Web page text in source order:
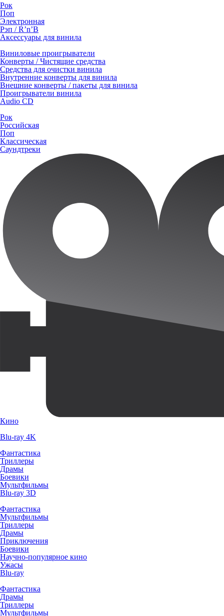
Рок
Поп
Электронная
Рэп / R’n’B
Аксессуары для винила
Виниловые проигрыватели
Конверты / Чистящие средства
Средства для очистки винила
Внутренние конверты для винила
Внешние конверты / пакеты для винила
Проигрыватели винила
Audio CD
Рок
Российская
Поп
Классическая
Саундтреки
Кино
Blu-ray 4K
Фантастика
Триллеры
Драмы
Боевики
Мультфильмы
Blu-ray 3D
Фантастика
Мультфильмы
Триллеры
Драмы
Приключения
Боевики
Научно-популярное кино
Ужасы
Blu-ray
Фантастика
Драмы
Триллеры
Мультфильмы